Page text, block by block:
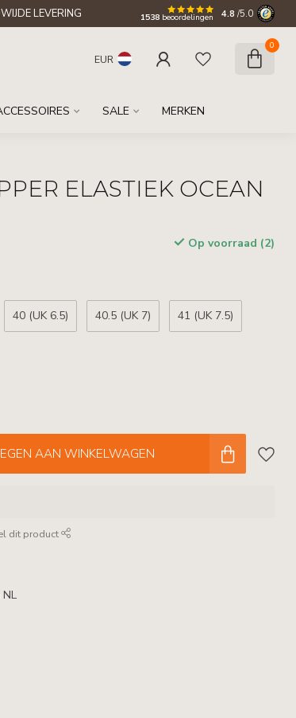
LEVERING 1538 beoordelingen 4.8 /5.0
EUR
0
SALE MERKEN
ELASTIEK OCEAN
Op voorraad (2)
40 (UK 6.5) 40.5 (UK 7) 41 (UK 7.5)
AAN WINKELWAGEN
dit product
NL